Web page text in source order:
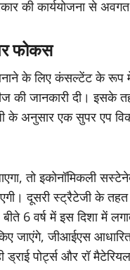
की कार्ययोजना से अवगत
फोकस
के लिए कंसल्टेंट के रूप
की जानकारी दी।
अनुसार एक सुपर एप
तो इकोनॉमिकली
दूसरी स्ट्रैटेजी के
6 वर्ष में इस दिशा में
जाएंगे, जीआईएस
ड्राई पोर्ट्स और रॉ